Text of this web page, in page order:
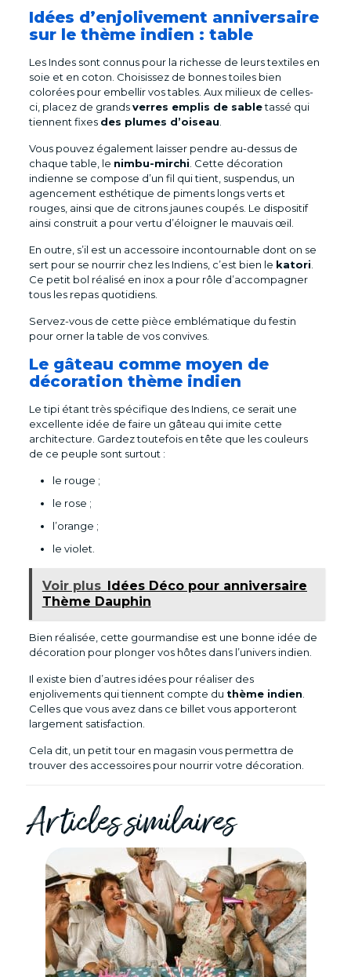
Idées d’enjolivement anniversaire
sur le thème indien : table
Les Indes sont connus pour la richesse de leurs textiles en
soie et en coton. Choisissez de bonnes toiles bien
colorées pour embellir vos tables. Aux milieux de celles-
ci, placez de grandsverres emplis de sabletassé qui
tiennent fixes des plumes d’oiseau.
Vous pouvez également laisser pendre au-dessus de
chaque table, le nimbu-mirchi. Cette décoration
indienne se compose d’un fil qui tient, suspendus, un
agencement esthétique de piments longs verts et
rouges, ainsi que de citrons jaunes coupés. Le dispositif
ainsi construit a pour vertu d’éloigner le mauvais œil.
En outre, s’il est un accessoire incontournable dont on se
sert pour se nourrir chez les Indiens, c’est bien le katori.
Ce petit bol réalisé en inox a pour rôle d’accompagner
tous les repas quotidiens.
Servez-vous de cette pièce emblématique du festin
pour orner la table de vos convives.
Le gâteau comme moyen de
décoration thème indien
Le tipi étant très spécifique des Indiens, ce serait une
excellente idée de faire un gâteau qui imite cette
architecture. Gardez toutefois en tête que les couleurs
de ce peuple sont surtout :
le rouge ;
le rose ;
l’orange ;
le violet.
Voir plus
Idées Déco pour anniversaire
Thème Dauphin
Bien réalisée, cette gourmandise est une bonne idée de
décoration pour plonger vos hôtes dans l’univers indien.
Il existe bien d’autres idées pour réaliser des
enjolivements qui tiennent compte du thème indien.
Celles que vous avez dans ce billet vous apporteront
largement satisfaction.
Cela dit, un petit tour en magasin vous permettra de
trouver des accessoires pour nourrir votre décoration.
Articles similaires